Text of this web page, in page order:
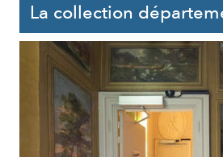
La collection